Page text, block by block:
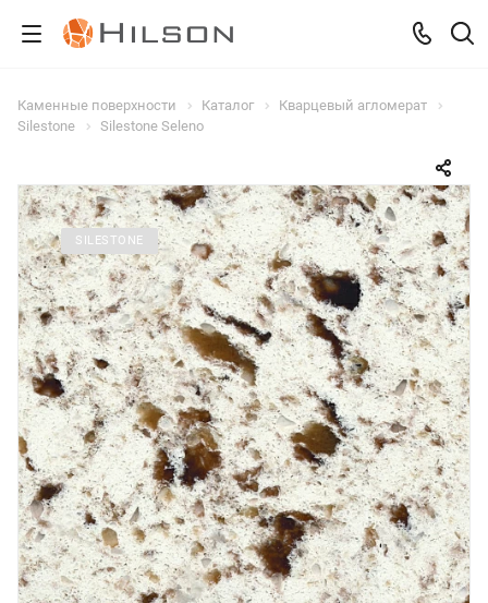
Каменные поверхности Каталог
Кварцевый агломерат
Silestone
Silestone Seleno
SILESTONE